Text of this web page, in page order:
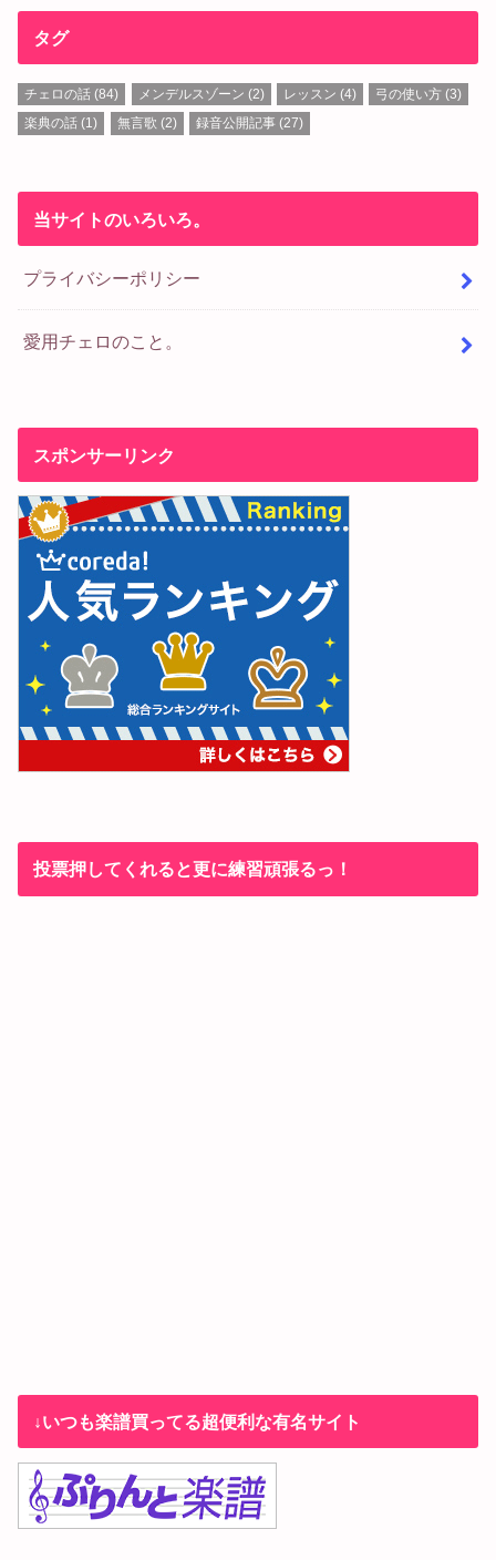
タグ
チェロの話 (84) メンデルスゾーン (2) レッスン (4) 弓の使い方 (3)
楽典の話 (1) 無言歌 (2) 録音公開記事(27)
当サイトのいろいろ。
プライバシーポリシー
愛用チェロのこと。
スポンサーリンク
投票押してくれると更に練習頑張るっ！
↓いつも楽譜買ってる超便利な有名サイト